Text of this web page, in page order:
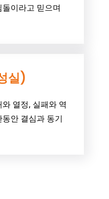
이라고 믿으며
실)
열정, 실패와 역
안 결심과 동기